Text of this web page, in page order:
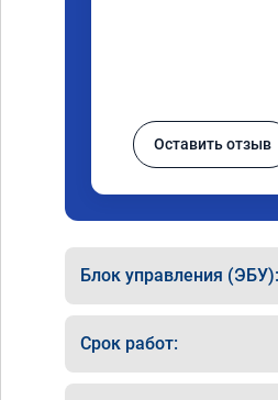
Оставить отзыв
Блок управления (ЭБУ):
Срок работ: